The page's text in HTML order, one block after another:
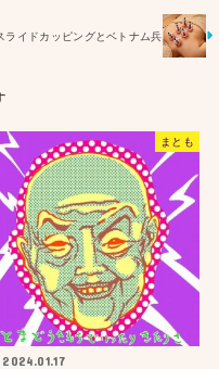
ライドカッピングとベトナム兵
まとも
2024.01.17